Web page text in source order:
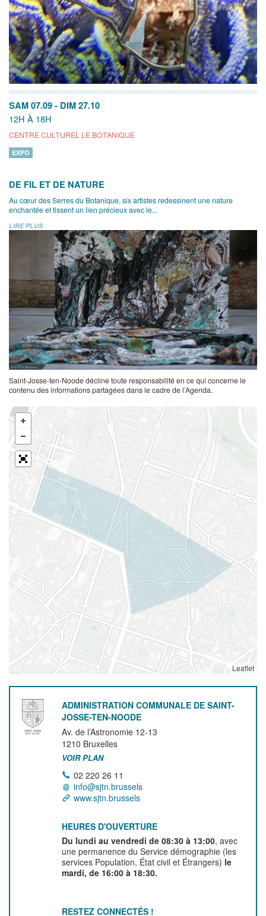
SAM 07.09 - DIM 27.10
12H À 18H
CENTRE CULTUREL LE BOTANIQUE
EXPO
DE FIL ET DE NATURE
Au cœur des Serres du Botanique, six artistes redessinent une nature
enchantée et tissent un lien précieux avec le...
LIRE PLUS
Saint-Josse-ten-Noode décline toute responsabilité en ce qui concerne le
contenu des informations partagées dans le cadre de l’Agenda.
Leaflet
ADMINISTRATION COMMUNALE DE SAINT-
JOSSE-TEN-NOODE
Av. de l’Astronomie 12-13
1210 Bruxelles
VOIR PLAN
02 220 26 11
info@sjtn.brussels
www.sjtn.brussels
HEURES D'OUVERTURE
Du lundi au vendredi de 08:30 à 13:00, avec
une permanence du Service démographie (les
services Population, État civil et Étrangers) le
mardi, de 16:00 à 18:30.
RESTEZ CONNECTÉS !